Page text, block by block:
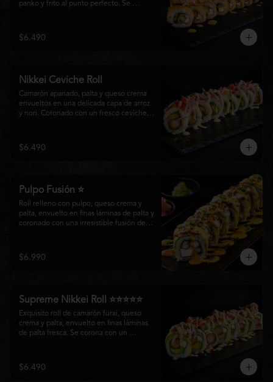
panko y frito al punto perfecto. Se
y una sedosa salsa huancaína, finalizada
con toques de pimentón rojo fresco que
$6.490
Nikkei Ceviche Roll
Camarón apanado, palta y queso crema
envueltos en una delicada capa de arroz
y nori. Coronado con un fresco ceviche
creando un equilibrio perfecto entre
frescura, cremosidad y crocancia en cada
$6.490
Pulpo Fusión ⭐
Roll relleno con pulpo, queso crema y
palta, envuelto en finas láminas de palta y
coronado con una irresistible fusión de
láminas de pulpo, ofreciendo una
combinación perfecta entre frescura,
$6.990
Supreme Nikkei Roll ⭐⭐⭐⭐⭐
Exquisito roll de camarón furai, queso
crema y palta, envuelto en finas láminas
de palta fresca. Se corona con un
fusión de texturas, frescura y sabores que
resaltan la esencia del Pacífico.
$6.490